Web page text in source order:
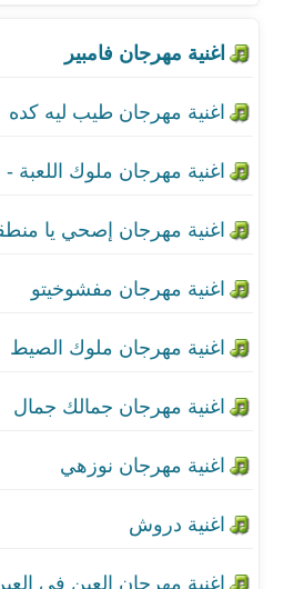
اغنية مهرجان جمالك
اغنية مهرجان نوزهي
اغنية دروش
اغنية مهرجان مش هقدر
اغنية مهرجان نن عيني
اغنية مهرجان جايز